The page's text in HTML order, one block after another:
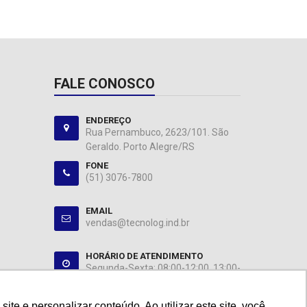
FALE CONOSCO
ENDEREÇO
Rua Pernambuco, 2623/101. São
Geraldo. Porto Alegre/RS
FONE
(51) 3076-7800
EMAIL
vendas@tecnolog.ind.br
HORÁRIO DE ATENDIMENTO
Segunda-Sexta: 08:00-12:00, 13:00-